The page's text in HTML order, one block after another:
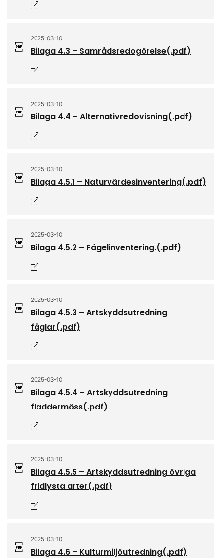
2025-03-10
Bilaga 4.3 – Samrådsredogörelse(.pdf)
2025-03-10
Bilaga 4.4 – Alternativredovisning(.pdf)
2025-03-10
Bilaga 4.5.1 – Naturvärdesinventering(.pdf)
2025-03-10
Bilaga 4.5.2 – Fågelinventering.(.pdf)
2025-03-10
Bilaga 4.5.3 – Artskyddsutredning
fåglar(.pdf)
2025-03-10
Bilaga 4.5.4 – Artskyddsutredning
fladdermöss(.pdf)
2025-03-10
Bilaga 4.5.5 – Artskyddsutredning övriga
fridlysta arter(.pdf)
2025-03-10
Bilaga 4.6 – Kulturmiljöutredning(.pdf)